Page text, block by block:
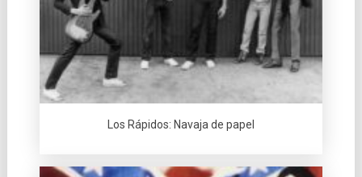
Los Rápidos: Navaja de papel